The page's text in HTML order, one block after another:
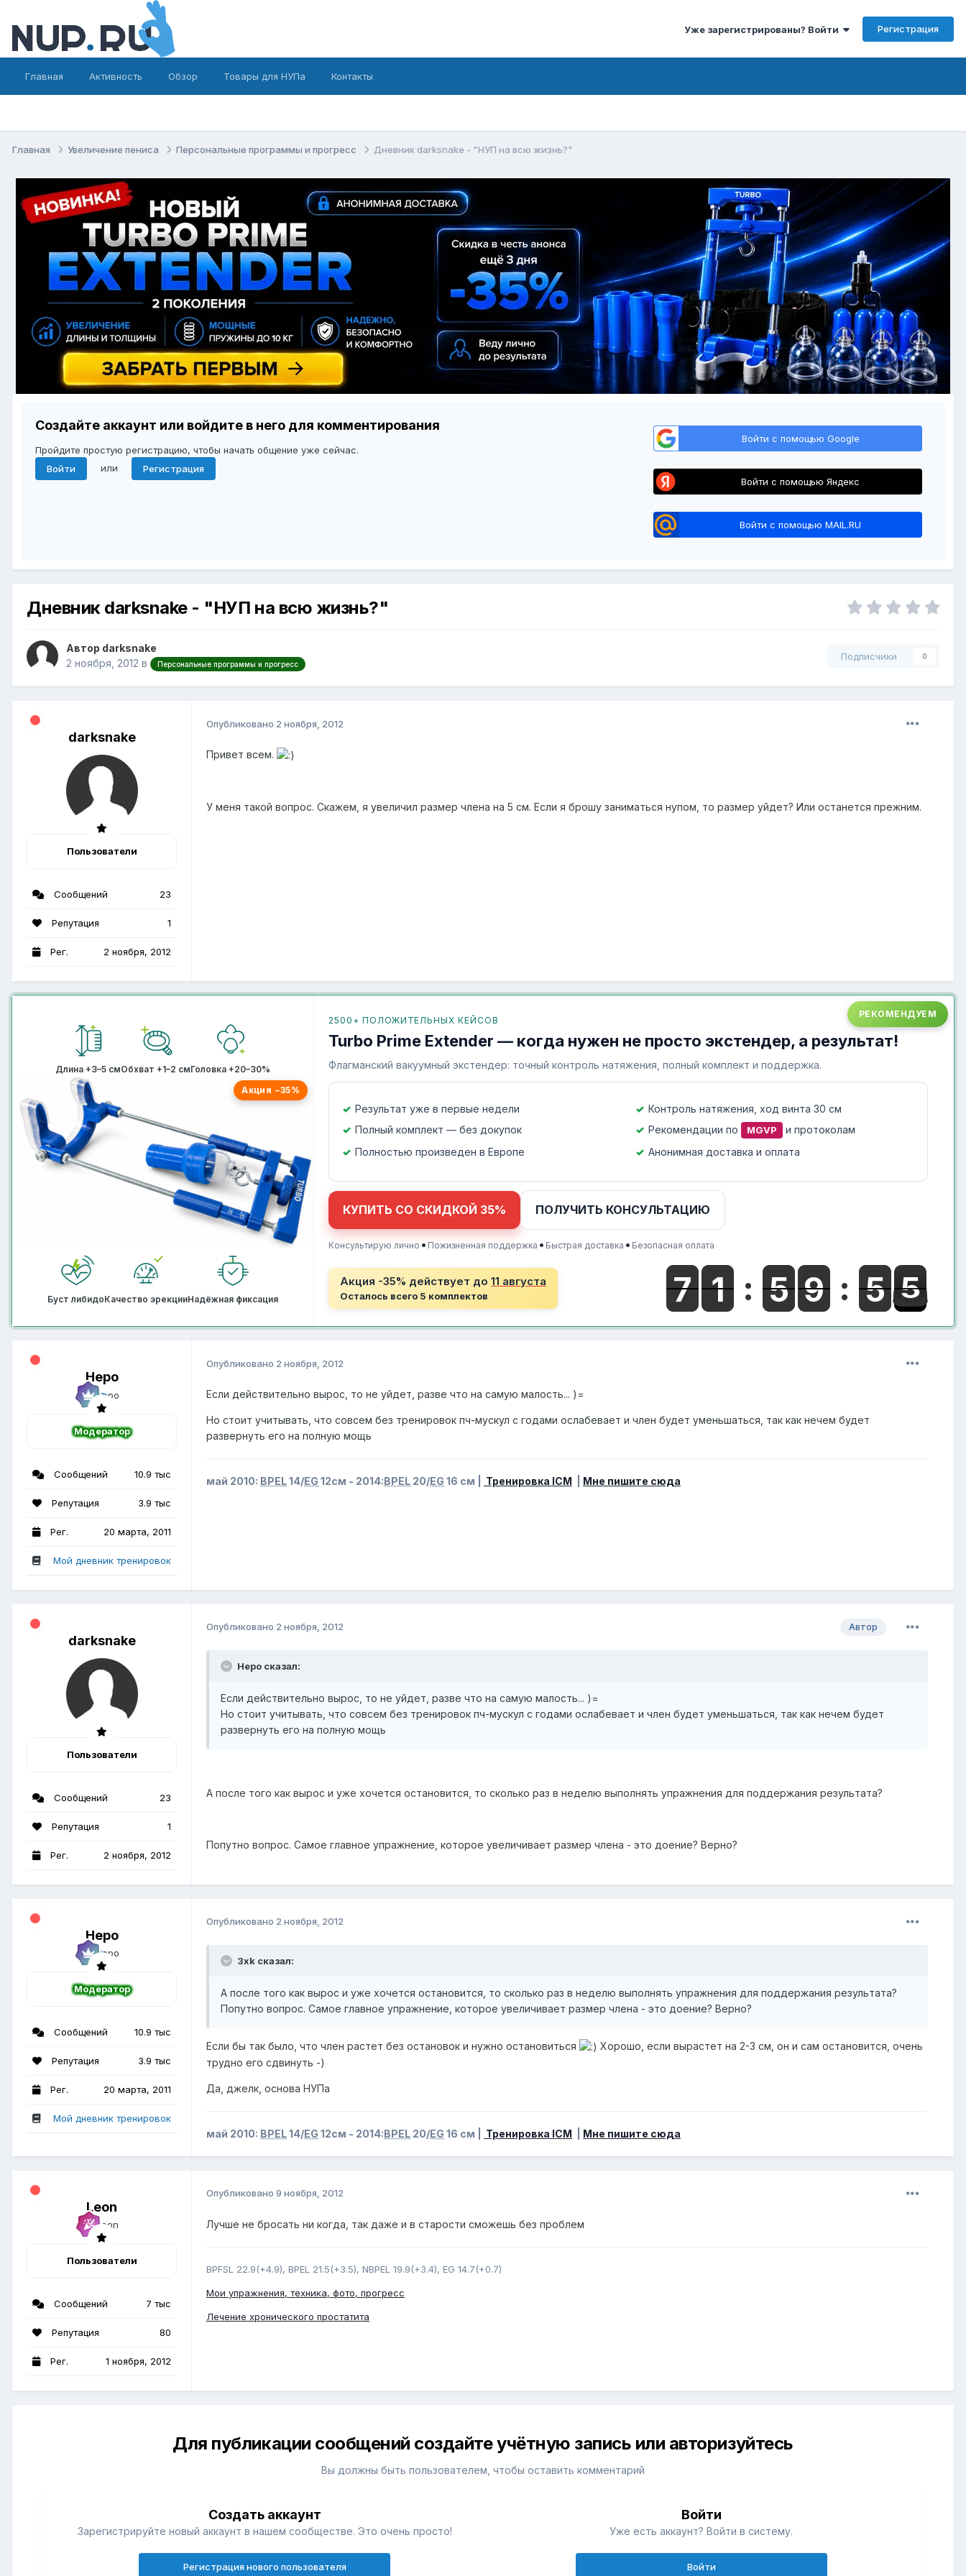
Уже зарегистрированы? Войти Регистрация
Главная Активность Обзор Товары для НУПа Контакты
Главная Увеличение пениса Персональные программы и прогресс Дневник darksnake - "НУП на всю жизнь?"
Создайте аккаунт или войдите в него для комментирования
Пройдите простую регистрацию, чтобы начать общение уже сейчас.
Войти
или Регистрация
Войти с помощью Google
Войти с помощью Яндекс
Войти с помощью MAIL.RU
Дневник darksnake - "НУП на всю жизнь?"
Автор darksnake
2 ноября, 2012 в Персональные программы и прогресс
Подписчики 0
darksnake
Пользователи
Сообщений 23
Репутация 1
Рег. 2 ноября, 2012
Опубликовано 2 ноября, 2012
Привет всем.
У меня такой вопрос. Скажем, я увеличил размер члена на 5 см. Если я брошу заниматься нупом, то размер уйдет? Или останется прежним.
Длина +3–5 смОбхват +1–2 смГоловка +20–30%
Акция −35%
Буст либидоКачество эрекцииНадёжная фиксация
РЕКОМЕНДУЕМ
2500+ ПОЛОЖИТЕЛЬНЫХ КЕЙСОВ
Turbo Prime Extender — когда нужен не просто экстендер, а результат!
Флагманский вакуумный экстендер: точный контроль натяжения, полный комплект и поддержка.
Результат уже в первые недели
Контроль натяжения, ход винта 30 см
Полный комплект — без докупок
Рекомендации по MGVP
и протоколам
Полностью произведен в Европе
Анонимная доставка и оплата
КУПИТЬ СО СКИДКОЙ 35% ПОЛУЧИТЬ КОНСУЛЬТАЦИЮ
Консультирую лично • Пожизненная поддержка • Быстрая доставка • Безопасная оплата
Акция -35% действует до 11 августа
Осталось всего 5 комплектов
Неро
Модератор
Сообщений 10.9 тыс
Репутация 3.9 тыс
Рег. 20 марта, 2011
Мой дневник тренировок
Опубликовано 2 ноября, 2012
Если действительно вырос, то не уйдет, разве что на самую малость... )=
Но стоит учитывать, что совсем без тренировок пч-мускул с годами ослабевает и член будет уменьшаться, так как нечем будет
развернуть его на полную мощь
май 2010: BPEL14/EG 12см - 2014:BPEL 20/EG 16 см | Тренировка ICM Мне пишите сюда
darksnake
Пользователи
Сообщений 23
Репутация 1
Рег. 2 ноября, 2012
Автор
Опубликовано 2 ноября, 2012
Неро сказал:
Если действительно вырос, то не уйдет, разве что на самую малость... )=
Но стоит учитывать, что совсем без тренировок пч-мускул с годами ослабевает и член будет уменьшаться, так как нечем будет
развернуть его на полную мощь
А после того как вырос и уже хочется остановится, то сколько раз в неделю выполнять упражнения для поддержания результата?
Попутно вопрос. Самое главное упражнение, которое увеличивает размер члена - это доение? Верно?
Неро
Модератор
Сообщений 10.9 тыс
Репутация 3.9 тыс
Рег. 20 марта, 2011
Мой дневник тренировок
Опубликовано 2 ноября, 2012
3xk сказал:
А после того как вырос и уже хочется остановится, то сколько раз в неделю выполнять упражнения для поддержания результата?
Попутно вопрос. Самое главное упражнение, которое увеличивает размер члена - это доение? Верно?
Если бы так было, что член растет без остановок и нужно остановиться
Хорошо, если вырастет на 2-3 см, он и сам остановится, очень
трудно его сдвинуть -)
Да, джелк, основа НУПа
май 2010: BPEL14/EG 12см - 2014:BPEL 20/EG 16 см | Тренировка ICM Мне пишите сюда
Leon
Пользователи
Сообщений 7 тыс
Репутация 80
Рег. 1 ноября, 2012
Опубликовано 9 ноября, 2012
Лучше не бросать ни когда, так даже и в старости сможешь без проблем
BPFSL 22.9(+4.9), BPEL 21.5(+3.5), NBPEL 19.9(+3.4), EG 14.7(+0.7)
Мои упражнения, техника, фото, прогресс
Лечение хронического простатита
Для публикации сообщений создайте учётную запись или авторизуйтесь
Вы должны быть пользователем, чтобы оставить комментарий
Создать аккаунт
Зарегистрируйте новый аккаунт в нашем сообществе. Это очень просто!
Регистрация нового пользователя
Войти
Уже есть аккаунт? Войти в систему.
Войти